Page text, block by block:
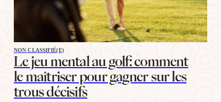
NON CLASSIFIÉ(E)
Le jeu mental au golf: comment
le maîtriser pour gagner sur les
trous décisifs